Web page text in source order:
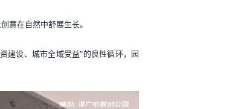
意在自然中舒展生长。
建设、城市全域受益”的良性循环，园